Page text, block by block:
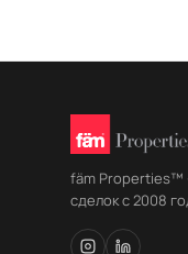
fäm Properties™
сделок с 2008